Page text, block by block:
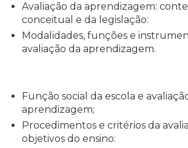
Avaliação da aprendizagem:
conceitual e da legislação:
Modalidades, funções e
avaliação da aprendizagem.
Função social da escola e
aprendizagem;
Procedimentos e critérios da
objetivos do ensino: